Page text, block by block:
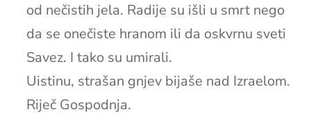
od nečistih jela. Radije su išli u smrt nego
da se onečiste hranom ili da oskvrnu sveti
Savez. I tako su umirali.
Uistinu, strašan gnjev bijaše nad Izraelom.
Riječ Gospodnja.